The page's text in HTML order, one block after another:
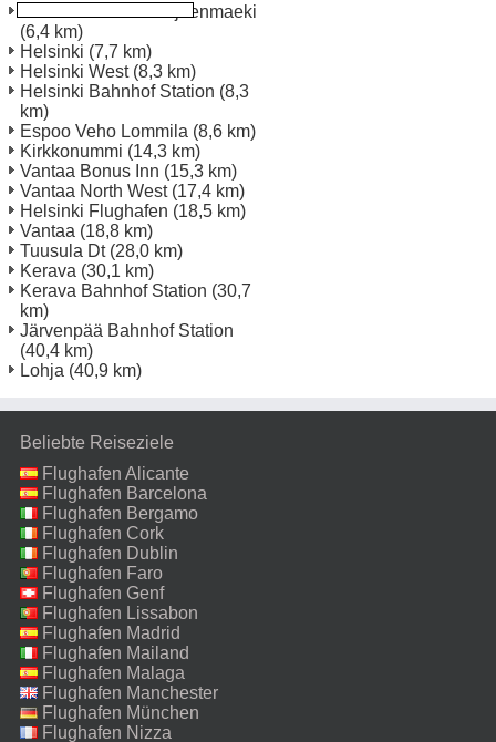
Helsinki Veho Pitaejaenmaeki
(6,4 km)
Helsinki (7,7 km)
Helsinki West(8,3 km)
Helsinki Bahnhof Station (8,3
km)
Espoo Veho Lommila (8,6 km)
Kirkkonummi (14,3 km)
Vantaa Bonus Inn (15,3 km)
Vantaa North West(17,4 km)
Helsinki Flughafen (18,5 km)
Vantaa (18,8 km)
Tuusula Dt(28,0 km)
Kerava (30,1 km)
Kerava Bahnhof Station (30,7
km)
Järvenpää Bahnhof Station
(40,4 km)
Lohja (40,9 km)
Beliebte Reiseziele
Flughafen Alicante
Flughafen Barcelona
Flughafen Bergamo
Flughafen Cork
Flughafen Dublin
Flughafen Faro
Flughafen Genf
Flughafen Lissabon
Flughafen Madrid
Flughafen Mailand
Malpensa
Flughafen Malaga
Flughafen Manchester
Flughafen München
Flughafen Nizza